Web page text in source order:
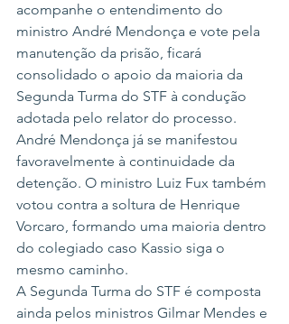
acompanhe o entendimento do
ministro André Mendonça e vote pela
manutenção da prisão, ficará
consolidado o apoio da maioria da
Segunda Turma do STF à condução
adotada pelo relator do processo.
André Mendonça já se manifestou
favoravelmente à continuidade da
detenção. O ministro Luiz Fux também
votou contra a soltura de Henrique
Vorcaro, formando uma maioria dentro
do colegiado caso Kassio siga o
mesmo caminho.
A Segunda Turma do STF é composta
ainda pelos ministros Gilmar Mendes e